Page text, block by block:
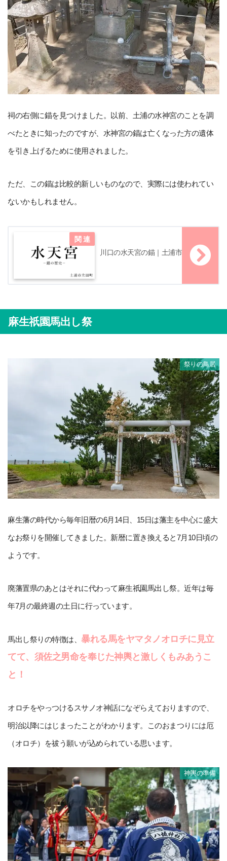
祠の右側に錨を見つけました。以前、土浦の水神宮のことを調
べたときに知ったのですが、水神宮の錨は亡くなった方の遺体
を引き上げるために使用されました。
ただ、この錨は比較的新しいものなので、実際には使われてい
ないかもしれません。
川口の水天宮の錨｜土浦市
麻生祇園馬出し祭
祭りの鳥居
麻生藩の時代から毎年旧暦の6月14日、15日は藩主を中心に盛大
なお祭りを開催してきました。新暦に置き換えると7月10日頃の
ようです。
廃藩置県のあとはそれに代わって麻生祇園馬出し祭。近年は毎
年7月の最終週の土日に行っています。
馬出し祭りの特徴は、 暴れる馬をヤマタノオロチに見立
てて、須佐之男命を奉じた神輿と激しくもみあうこ
と！
オロチをやっつけるスサノオ神話になぞらえておりますので、
明治以降にはじまったことがわかります。このおまつりには厄
（オロチ）を祓う願いが込められている思います。
神輿の準備